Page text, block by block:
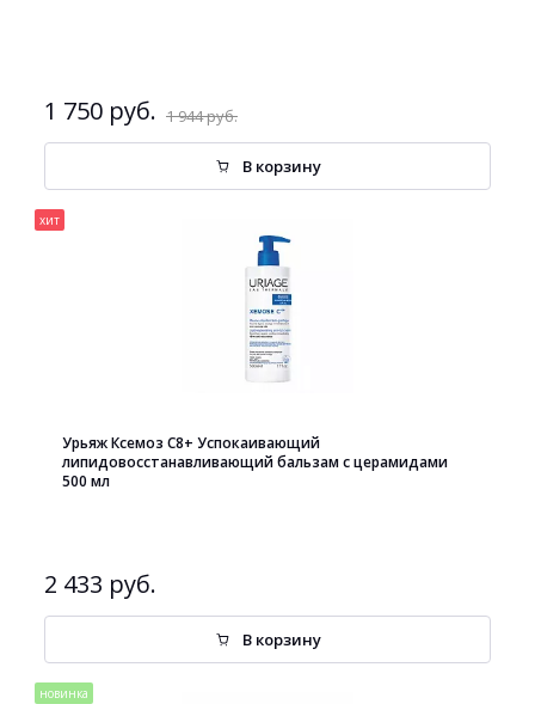
1 750 руб. 1 944 руб.
В корзину
хит
Урьяж Ксемоз С8+ Успокаивающий
липидовосстанавливающий бальзам с церамидами
500 мл
2 433 руб.
В корзину
новинка